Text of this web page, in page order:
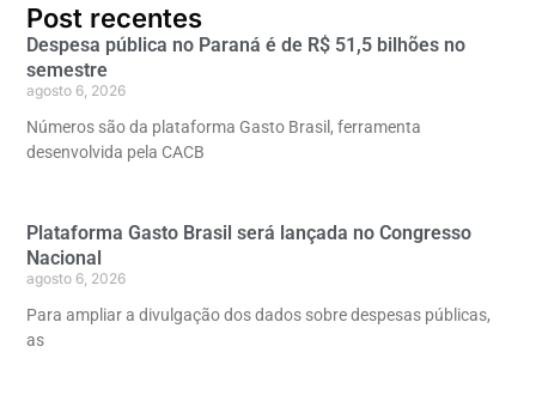
Post recentes
Despesa pública no Paraná é de R$ 51,5 bilhões no
semestre
agosto 6, 2026
Números são da plataforma Gasto Brasil, ferramenta
desenvolvida pela CACB
Plataforma Gasto Brasil será lançada no Congresso
Nacional
agosto 6, 2026
Para ampliar a divulgação dos dados sobre despesas públicas,
as